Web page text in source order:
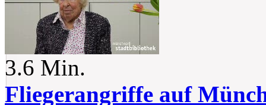
3.6 Min.
Fliegerangriffe auf